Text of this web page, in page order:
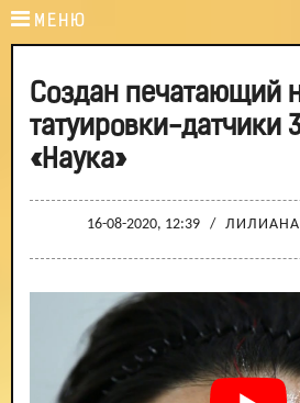
МЕНЮ
Создан печатающий
татуировки-датчики
«Наука»
16-08-2020, 12:39 / ЛИЛИАНА